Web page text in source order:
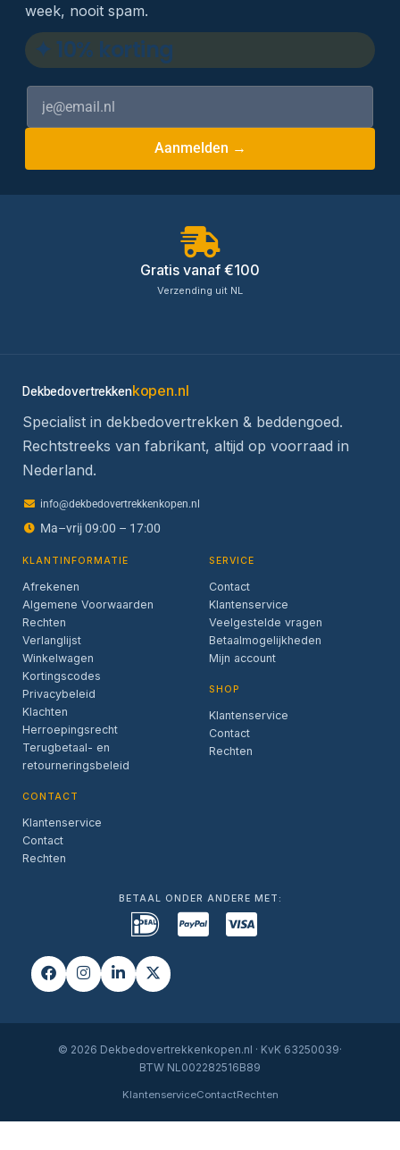
week, nooit spam.
✦ 10% korting
Aanmelden →
Gratis vanaf €100
Verzending uit NL
Dekbedovertrekkenkopen.nl
Specialist in dekbedovertrekken & beddengoed.
Rechtstreeks van fabrikant, altijd op voorraad in
Nederland.
info@dekbedovertrekkenkopen.nl
Ma–vrij 09:00 – 17:00
KLANTINFORMATIE
Afrekenen
Algemene Voorwaarden
Rechten
Verlanglijst
Winkelwagen
Kortingscodes
Privacybeleid
Klachten
Herroepingsrecht
Terugbetaal- en
retourneringsbeleid
CONTACT
Klantenservice
Contact
Rechten
SERVICE
Contact
Klantenservice
Veelgestelde vragen
Betaalmogelijkheden
Mijn account
SHOP
Klantenservice
Contact
Rechten
BETAAL ONDER ANDERE MET:
© 2026 Dekbedovertrekkenkopen.nl · KvK 63250039·
BTW NL002282516B89
KlantenserviceContactRechten